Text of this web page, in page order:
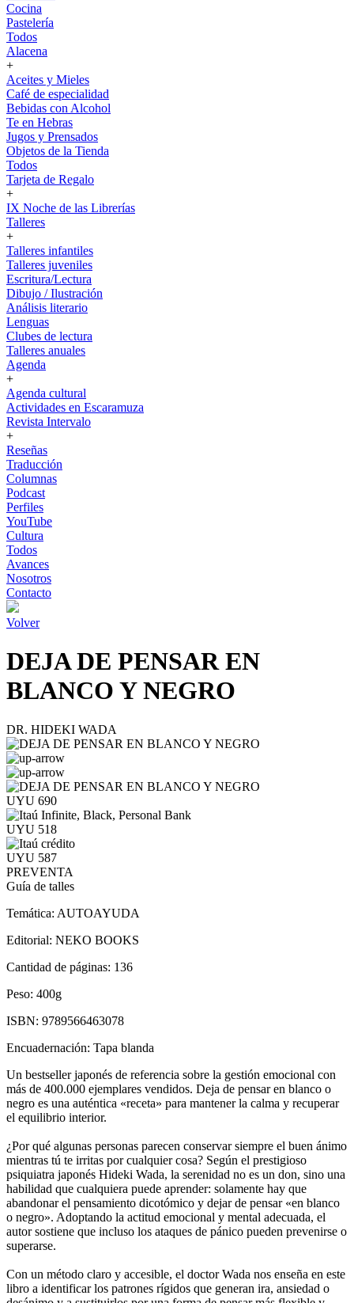
Cocina
Pastelería
Todos
Alacena
+
Aceites y Mieles
Café de especialidad
Bebidas con Alcohol
Te en Hebras
Jugos y Prensados
Objetos de la Tienda
Todos
Tarjeta de Regalo
+
IX Noche de las Librerías
Talleres
+
Talleres infantiles
Talleres juveniles
Escritura/Lectura
Dibujo / Ilustración
Análisis literario
Lenguas
Clubes de lectura
Talleres anuales
Agenda
+
Agenda cultural
Actividades en Escaramuza
Revista Intervalo
+
Reseñas
Traducción
Columnas
Podcast
Perfiles
YouTube
Cultura
Todos
Avances
Nosotros
Contacto
Volver
DEJA DE PENSAR EN
BLANCO Y NEGRO
DR. HIDEKI WADA
UYU 690
UYU 518
UYU 587
PREVENTA
Guía de talles
Temática: AUTOAYUDA
Editorial: NEKO BOOKS
Cantidad de páginas: 136
Peso: 400g
ISBN: 9789566463078
Encuadernación: Tapa blanda
Un bestseller japonés de referencia sobre la gestión emocional con
más de 400.000 ejemplares vendidos. Deja de pensar en blanco o
negro es una auténtica «receta» para mantener la calma y recuperar
el equilibrio interior.
¿Por qué algunas personas parecen conservar siempre el buen ánimo
mientras tú te irritas por cualquier cosa? Según el prestigioso
psiquiatra japonés Hideki Wada, la serenidad no es un don, sino una
habilidad que cualquiera puede aprender: solamente hay que
abandonar el pensamiento dicotómico y dejar de pensar «en blanco
o negro». Adoptando la actitud emocional y mental adecuada, el
autor sostiene que incluso los ataques de pánico pueden prevenirse o
superarse.
Con un método claro y accesible, el doctor Wada nos enseña en este
libro a identificar los patrones rígidos que generan ira, ansiedad o